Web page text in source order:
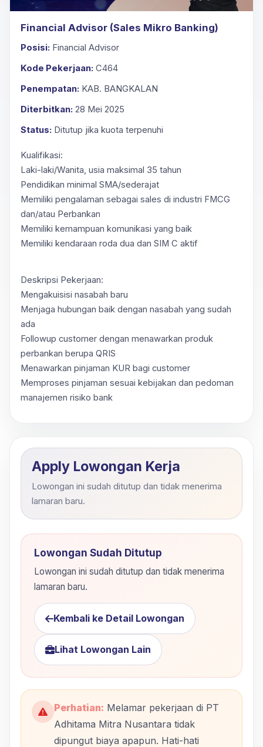
Financial Advisor (Sales Mikro Banking)
Posisi: Financial Advisor
Kode Pekerjaan: C464
Penempatan: KAB. BANGKALAN
Diterbitkan: 28 Mei 2025
Status: Ditutup jika kuota terpenuhi
Kualifikasi:
Laki-laki/Wanita, usia maksimal 35 tahun
Pendidikan minimal SMA/sederajat
Memiliki pengalaman sebagai sales di industri FMCG
dan/atau Perbankan
Memiliki kemampuan komunikasi yang baik
Memiliki kendaraan roda dua dan SIM C aktif
Deskripsi Pekerjaan:
Mengakuisisi nasabah baru
Menjaga hubungan baik dengan nasabah yang sudah
ada
Followup customer dengan menawarkan produk
perbankan berupa QRIS
Menawarkan pinjaman KUR bagi customer
Memproses pinjaman sesuai kebijakan dan pedoman
manajemen risiko bank
Apply Lowongan Kerja
Lowongan ini sudah ditutup dan tidak menerima
lamaran baru.
Lowongan Sudah Ditutup
Lowongan ini sudah ditutup dan tidak menerima
lamaran baru.
Kembali ke Detail Lowongan
Lihat Lowongan Lain
Perhatian: Melamar pekerjaan di PT
Adhitama Mitra Nusantara tidak
dipungut biaya apapun. Hati-hati